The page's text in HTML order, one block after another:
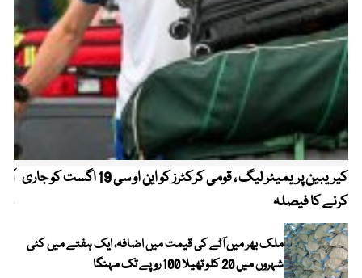
کیریبین پریمیئر لیگ ، قومی کرکٹرز کو این او سی 19 اگست کو جاری
کرنے کا فیصلہ
ملک بھر میں آٹے کی قیمت میں اضافہ، ایک ہفتے میں کئی
شہروں میں 20 کلو تھیلا 100 روپے تک مہنگا